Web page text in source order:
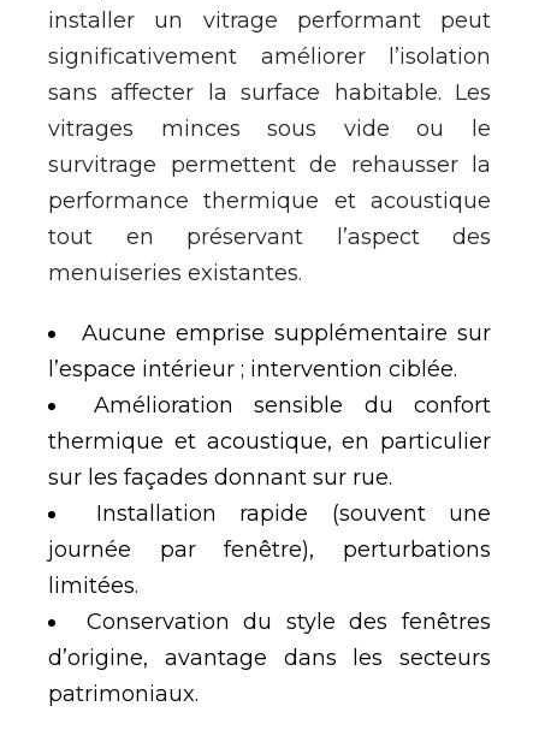
installer un vitrage performant peut
significativement améliorer l’isolation
sans affecter la surface habitable. Les
vitrages minces sous vide ou le
survitrage permettent de rehausser la
performance thermique et acoustique
tout en préservant l’aspect des
menuiseries existantes.
Aucune emprise supplémentaire sur
l’espace intérieur ; intervention ciblée.
Amélioration sensible du confort
thermique et acoustique, en particulier
sur les façades donnant sur rue.
Installation rapide (souvent une
journée par fenêtre), perturbations
limitées.
Conservation du style des fenêtres
d’origine, avantage dans les secteurs
patrimoniaux.